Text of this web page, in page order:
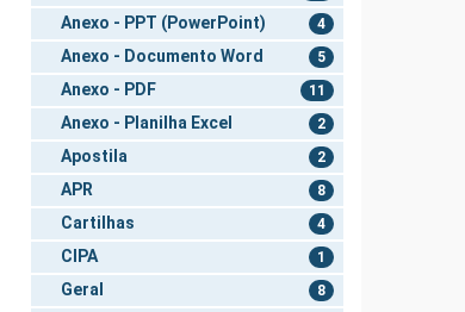
Anexo - PPT (PowerPoint) 4
Anexo - Documento Word 5
Anexo - PDF 11
Anexo - Planilha Excel 2
Apostila 2
APR 8
Cartilhas 4
CIPA 1
Geral 8